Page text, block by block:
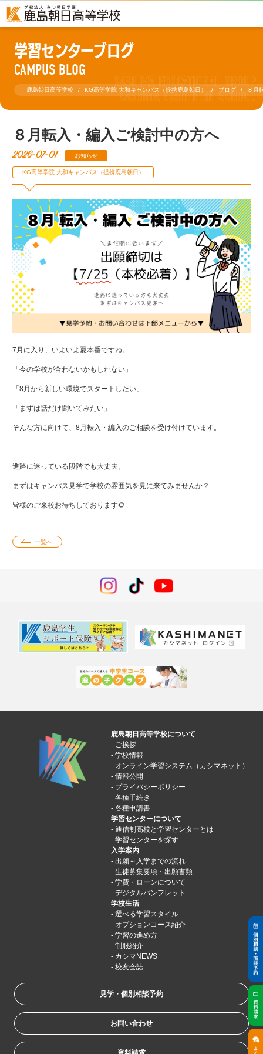
学習センターブログ
CAMPUS BLOG
鹿島朝日高等学校 KG高等学院 大和キャンパス（提携鹿島朝日） ブログ ８月
８月転入・編入ご検討中の方へ
2026-07-01 お知らせ
KG高等学院 大和キャンパス（提携鹿島朝日）
7月に入り、いよいよ夏本番ですね。
「今の学校が合わないかもしれない」
「8月から新しい環境でスタートしたい」
「まずは話だけ聞いてみたい」
そんな方に向けて、8月転入・編入のご相談を受け付けています。
進路に迷っている段階でも大丈夫。
まずはキャンパス見学で学校の雰囲気を見に来てみませんか？
皆様のご来校お待ちしております🌻
一覧へ
鹿島朝日高等学校について
ご挨拶
学校情報
オンライン学習システム（カシマネット）
情報公開
プライバシーポリシー
各種手続き
各種申請書
学習センターについて
通信制高校と学習センターとは
学習センターを探す
入学案内
出願～入学までの流れ
生徒募集要項・出願書類
学費・ローンについて
デジタルパンフレット
学校生活
選べる学習スタイル
オプションコース紹介
学習の進め方
制服紹介
カシマNEWS
校友会誌
見学・個別相談予約
お問い合わせ